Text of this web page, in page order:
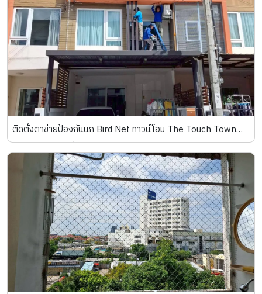
ติดตั้งตาข่ายป้องกันนก Bird Net ทาวน์โฮม The Touch Town
Home ถนนนวลจันทร์